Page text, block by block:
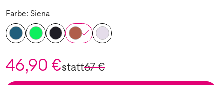
Farbe: Siena
46,90 €statt67 €